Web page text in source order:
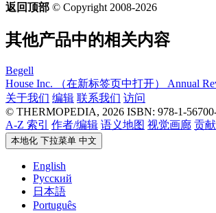
返回顶部 © Copyright 2008-2026
其他产品中的相关内容
Begell
House Inc.
（在新标签页中打开） Annual
关于我们 编辑 联系我们 访问
© THERMOPEDIA, 2026 ISBN: 978-1-
A-Z 索引
作者/编辑 语义地图 视觉画廊 贡献
本地化 下拉菜单 中文
English
Русский
日本語
Português